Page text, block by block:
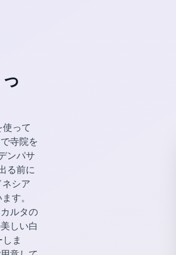
って
寺院を
ンパサ
る前に
シア
す。
ルタの
しい白
ま